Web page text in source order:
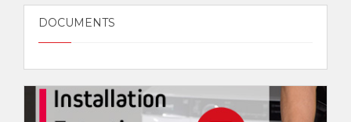
DOCUMENTS